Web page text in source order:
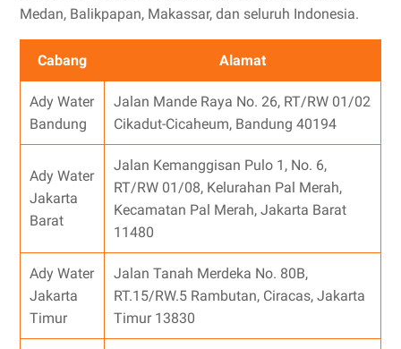
Medan, Balikpapan, Makassar, dan seluruh Indonesia.
Cabang Alamat
Ady Water
Bandung
Jalan Mande Raya No. 26, RT/RW 01/02
Cikadut-Cicaheum, Bandung 40194
Ady Water
Jakarta
Barat
Jalan Kemanggisan Pulo 1, No. 6,
RT/RW 01/08, Kelurahan Pal Merah,
Kecamatan Pal Merah, Jakarta Barat
11480
Ady Water
Jakarta
Timur
Jalan Tanah Merdeka No. 80B,
RT.15/RW.5 Rambutan, Ciracas, Jakarta
Timur 13830